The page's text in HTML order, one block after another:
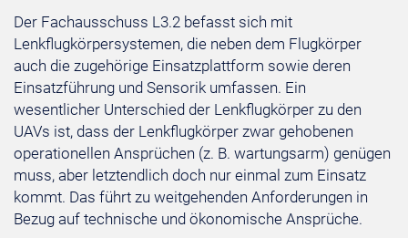
Der Fachausschuss L3.2 befasst sich mit
Lenkflugkörpersystemen, die neben dem Flugkörper
auch die zugehörige Einsatzplattform sowie deren
Einsatzführung und Sensorik umfassen. Ein
wesentlicher Unterschied der Lenkflugkörper zu den
UAVs ist, dass der Lenkflugkörper zwar gehobenen
operationellen Ansprüchen (z. B. wartungsarm) genügen
muss, aber letztendlich doch nur einmal zum Einsatz
kommt. Das führt zu weitgehenden Anforderungen in
Bezug auf technische und ökonomische Ansprüche.